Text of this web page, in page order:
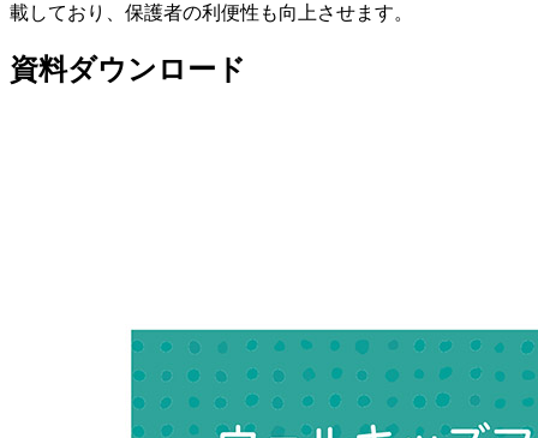
載しており、保護者の利便性も向上させます。
資料ダウンロード